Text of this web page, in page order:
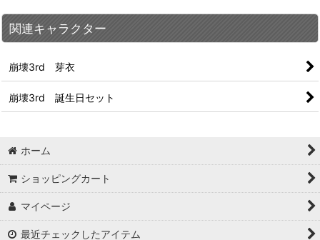
関連キャラクター
崩壊3rd 芽衣
崩壊3rd 誕生日セット
ホーム
ショッピングカート
マイページ
最近チェックしたアイテム